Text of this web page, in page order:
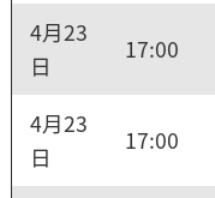
4月23
日
17:00
4月23
日
17:00